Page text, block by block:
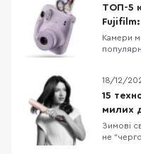
іспити,
декілька
ТОП-5
Камери
на очах.
камер
18/12/
15
милих
Зимові
не